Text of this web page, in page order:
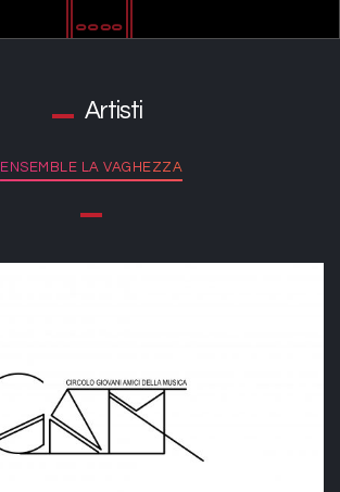
Artisti
ENSEMBLE LA VAGHEZZA